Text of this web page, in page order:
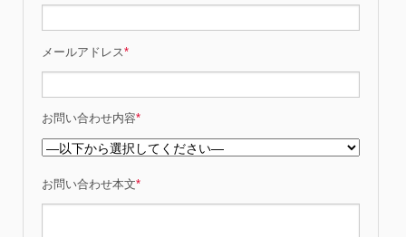
メールアドレス*
お問い合わせ内容*
お問い合わせ本文*